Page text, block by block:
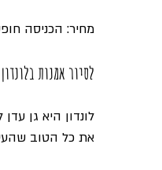
מחיר: הכניסה
לסיור אמנות
את כל הטוב